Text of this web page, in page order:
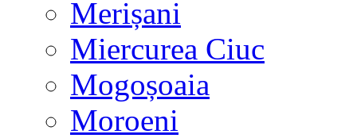
Merișani
Miercurea Ciuc
Mogoșoaia
Moroeni